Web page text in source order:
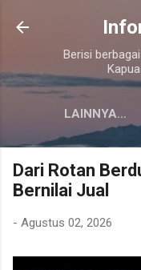
Berisi
LAINNYA…
Dari Rotan
Bernilai Jual
- Agustus 02, 2026